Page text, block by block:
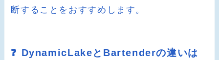
断することをおすすめします。
❓ DynamicLakeとBartenderの違いは